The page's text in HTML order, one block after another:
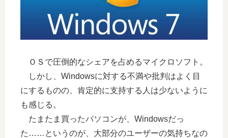
ＯＳで圧倒的なシェアを占めるマイクロソフト。
しかし、Windowsに対する不満や批判はよく目
にするものの、肯定的に支持する人は少ないように
も感じる。
たまたま買ったパソコンが、Windowsだっ
た……というのが、大部分のユーザーの気持ちなの